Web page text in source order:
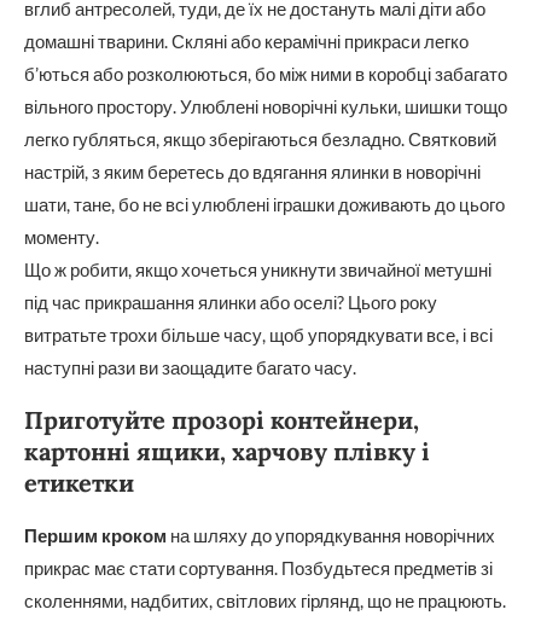
вглиб антресолей, туди, де їх не достануть малі діти або
домашні тварини. Скляні або керамічні прикраси легко
б’ються або розколюються, бо між ними в коробці забагато
вільного простору. Улюблені новорічні кульки, шишки тощо
легко губляться, якщо зберігаються безладно. Святковий
настрій, з яким беретесь до вдягання ялинки в новорічні
шати, тане, бо не всі улюблені іграшки доживають до цього
моменту.
Що ж робити, якщо хочеться уникнути звичайної метушні
під час прикрашання ялинки або оселі? Цього року
витратьте трохи більше часу, щоб упорядкувати все, і всі
наступні рази ви заощадите багато часу.
Приготуйте прозорі контейнери,
картонні ящики, харчову плівку і
етикетки
Першим кроком на шляху до упорядкування новорічних
прикрас має стати сортування. Позбудьтеся предметів зі
сколеннями, надбитих, світлових гірлянд, що не працюють.